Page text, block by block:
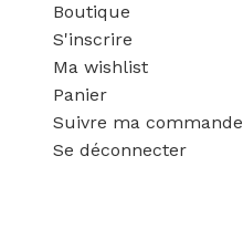
Boutique
S'inscrire
Ma wishlist
Panier
Suivre ma commande
Se déconnecter